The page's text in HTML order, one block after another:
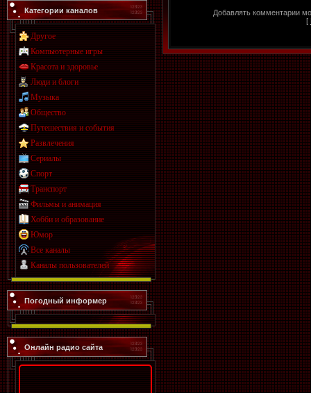
Категории каналов
Другое
Компьютерные игры
Красота и здоровье
Люди и блоги
Музыка
Общество
Путешествия и события
Развлечения
Сериалы
Спорт
Транспорт
Фильмы и анимация
Хобби и образование
Юмор
Все каналы
Каналы пользователей
Погодный информер
Онлайн радио сайта
Добавлять комментарии
[